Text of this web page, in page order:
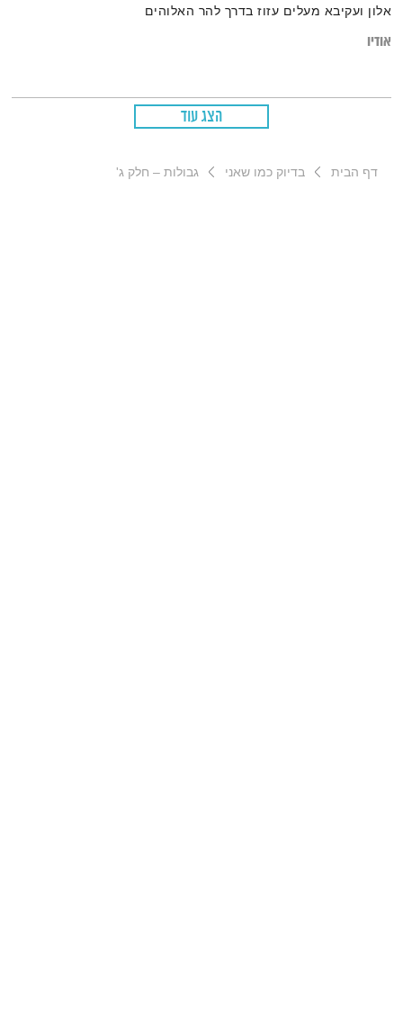
אלון ועקיבא מעלים עזוז בדרך להר האלוהים
אודיו
הצג עוד
דף הבית בדיוק כמו שאני גבולות – חלק ג'